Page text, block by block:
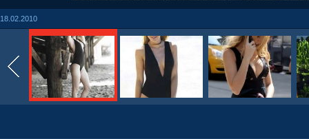
18.02.2010